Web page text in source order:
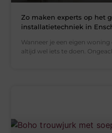
Zo maken experts op het
installatietechniek in
Wanneer je een eigen
altijd wel iets te doen.